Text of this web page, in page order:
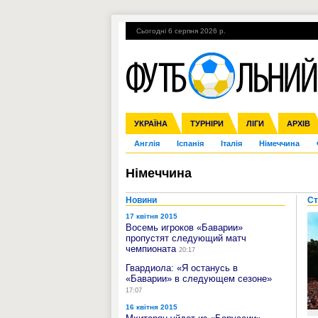
Сьогодні 6 серпня 2026 р.
УКРАЇНА ТУРНІРИ ЛІГИ АРХІВ
Збірна Прем'єр-ліга Перша ліга
Ліга чемпіонів Ліга Європи Міжнародні
Англія Іспанія Італія Німеччина
ЧС-2014 ЄВРО-2016 Росія Кубок
Гарячі теми УПЛ, 1-й тур ВІЙНА
Німеччина
Новини
17 квітня 2015
Восемь игроков «Баварии»
пропустят следующий матч
чемпионата 20:17
Гвардиола: «Я останусь в
«Баварии» в следующем сезоне»
17:07
16 квітня 2015